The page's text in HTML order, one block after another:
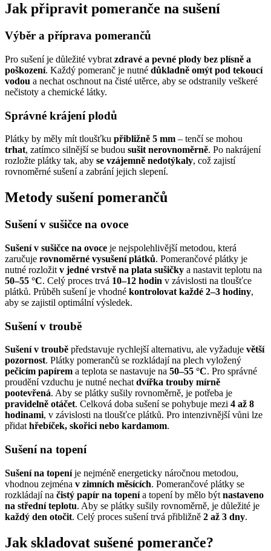
Jak připravit pomeranče na sušení
Výběr a příprava pomerančů
Pro sušení je důležité vybrat zdravé a pevné plody bez plísně a
poškození. Každý pomeranč je nutné důkladně omýt pod tekoucí
vodou a nechat oschnout na čisté utěrce, aby se odstranily veškeré
nečistoty a chemické látky.
Správné krájení plodů
Plátky by měly mít tloušťku přibližně 5 mm – tenčí se mohou
trhat, zatímco silnější se budou sušit nerovnoměrně. Po nakrájení
rozložte plátky tak, aby se vzájemně nedotýkaly, což zajistí
rovnoměrné sušení a zabrání jejich slepení.
Metody sušení pomerančů
Sušení v sušičce na ovoce
Sušení v sušičce na ovoce je nejspolehlivější metodou, která
zaručuje rovnoměrné vysušení plátků. Pomerančové plátky je
nutné rozložit v jedné vrstvě na plata sušičky a nastavit teplotu na
50–55 °C. Celý proces trvá 10–12 hodin v závislosti na tloušťce
plátků. Průběh sušení je vhodné kontrolovat každé 2–3 hodiny,
aby se zajistil optimální výsledek.
Sušení v troubě
Sušení v troubě představuje rychlejší alternativu, ale vyžaduje větší
pozornost. Plátky pomerančů se rozkládají na plech vyložený
pečicím papírem a teplota se nastavuje na 50–55 °C. Pro správné
proudění vzduchu je nutné nechat dvířka trouby mírně
pootevřená. Aby se plátky sušily rovnoměrně, je potřeba je
pravidelně otáčet. Celková doba sušení se pohybuje mezi 4 až 8
hodinami, v závislosti na tloušťce plátků. Pro intenzivnější vůni lze
přidat hřebíček, skořici nebo kardamom.
Sušení na topení
Sušení na topeníje nejméně energeticky náročnou metodou,
vhodnou zejména v zimních měsících. Pomerančové plátky se
rozkládají na čistý papír na topenía topení by mělo být nastaveno
na střední teplotu. Aby se plátky sušily rovnoměrně, je důležité je
každý den otočit. Celý proces sušení trvá přibližně 2 až 3 dny.
Jak skladovat sušené pomeranče?